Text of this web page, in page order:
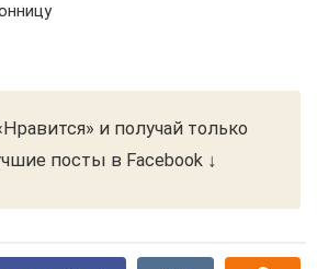
и получай только
посты в Facebook ↓